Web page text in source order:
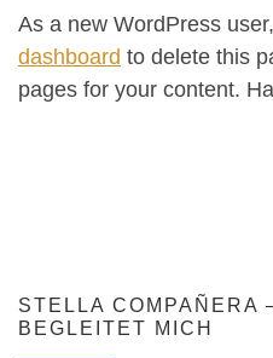
As a new WordPress
dashboard to delete this
pages for your content.
STELLA COMPAÑERA
BEGLEITET MICH